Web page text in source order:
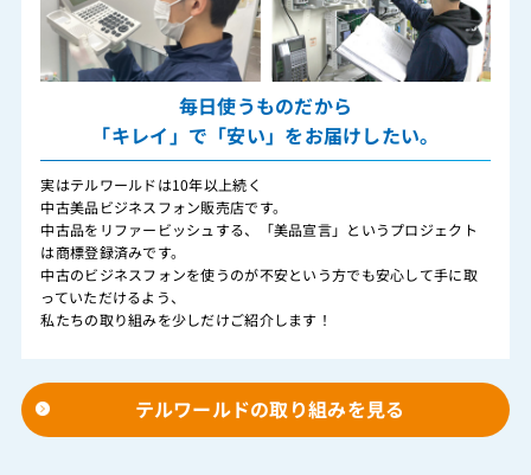
毎日使うものだから
「キレイ」で「安い」をお届けしたい。
実はテルワールドは10年以上続く
中古美品ビジネスフォン販売店です。
中古品をリファービッシュする、「美品宣言」というプロジェクト
は商標登録済みです。
中古のビジネスフォンを使うのが不安という方でも安心して手に取
っていただけるよう、
私たちの取り組みを少しだけご紹介します！
テルワールドの取り組みを見る